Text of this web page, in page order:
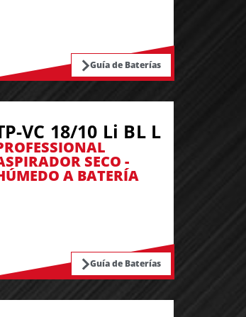
Guía de Baterías
VC 18/10 Li BL L
SECO -
A BATERÍA
Guía de Baterías